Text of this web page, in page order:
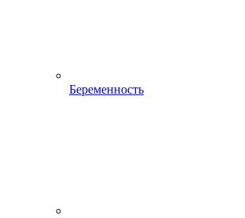
Беременность